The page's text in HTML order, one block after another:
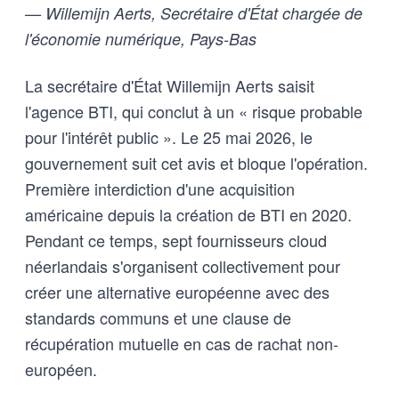
— Willemijn Aerts, Secrétaire d'État chargée de
l'économie numérique, Pays-Bas
La secrétaire d'État Willemijn Aerts saisit
l'agence BTI, qui conclut à un « risque probable
pour l'intérêt public ». Le 25 mai 2026, le
gouvernement suit cet avis et bloque l'opération.
Première interdiction d'une acquisition
américaine depuis la création de BTI en 2020.
Pendant ce temps, sept fournisseurs cloud
néerlandais s'organisent collectivement pour
créer une alternative européenne avec des
standards communs et une clause de
récupération mutuelle en cas de rachat non-
européen.